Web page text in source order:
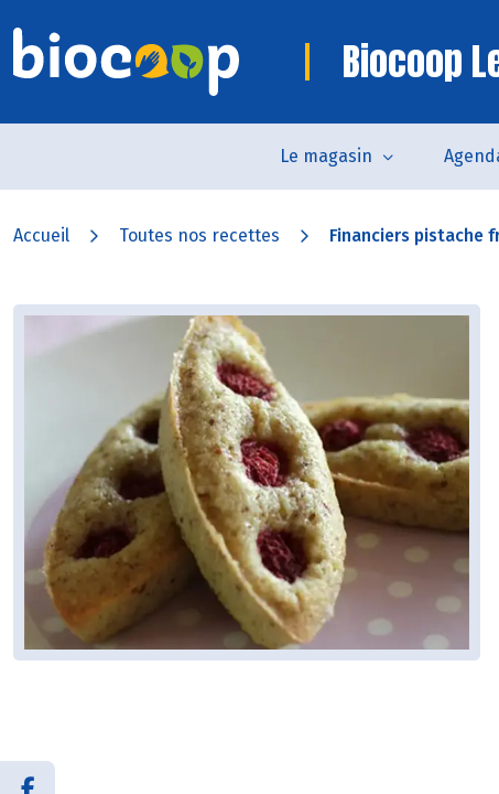
Biocoop
Le magasin
Accueil Toutes nos recettes Financiers pistache